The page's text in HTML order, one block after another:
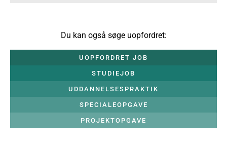
Du kan også søge uopfordret:
UOPFORDRET JOB
STUDIEJOB
UDDANNELSESPRAKTIK
SPECIALEOPGAVE
PROJEKTOPGAVE